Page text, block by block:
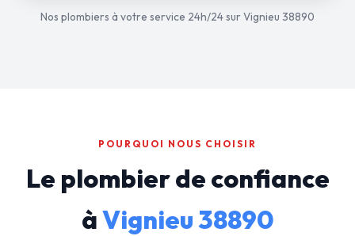
Nos plombiers à votre service 24h/24 sur Vignieu 38890
POURQUOI NOUS CHOISIR
Le plombier de confiance
àVignieu 38890